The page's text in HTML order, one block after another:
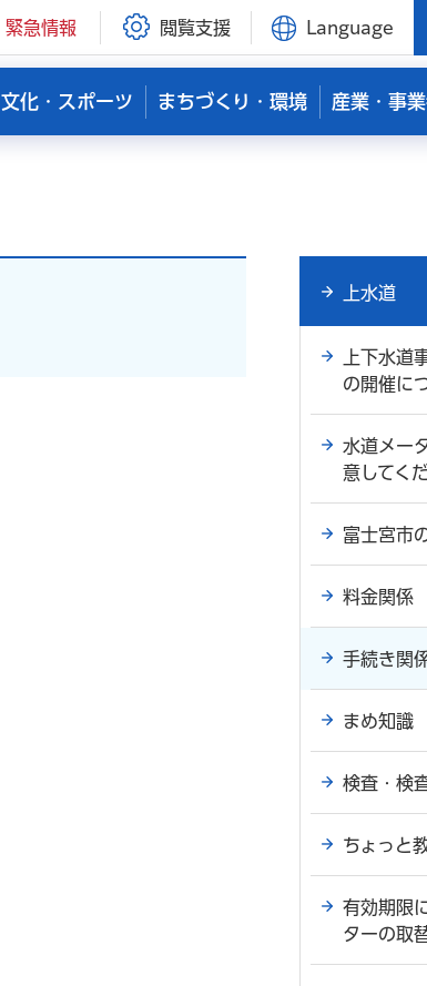
緊急情報 閲覧支援 Language
文化・スポーツ まちづくり・環境 産業・事
上水道
上下水道
の開催に
水道メー
意してく
富士宮市
料金関係
手続き関
まめ知識
検査・検
ちょっと
有効期限
ターの取